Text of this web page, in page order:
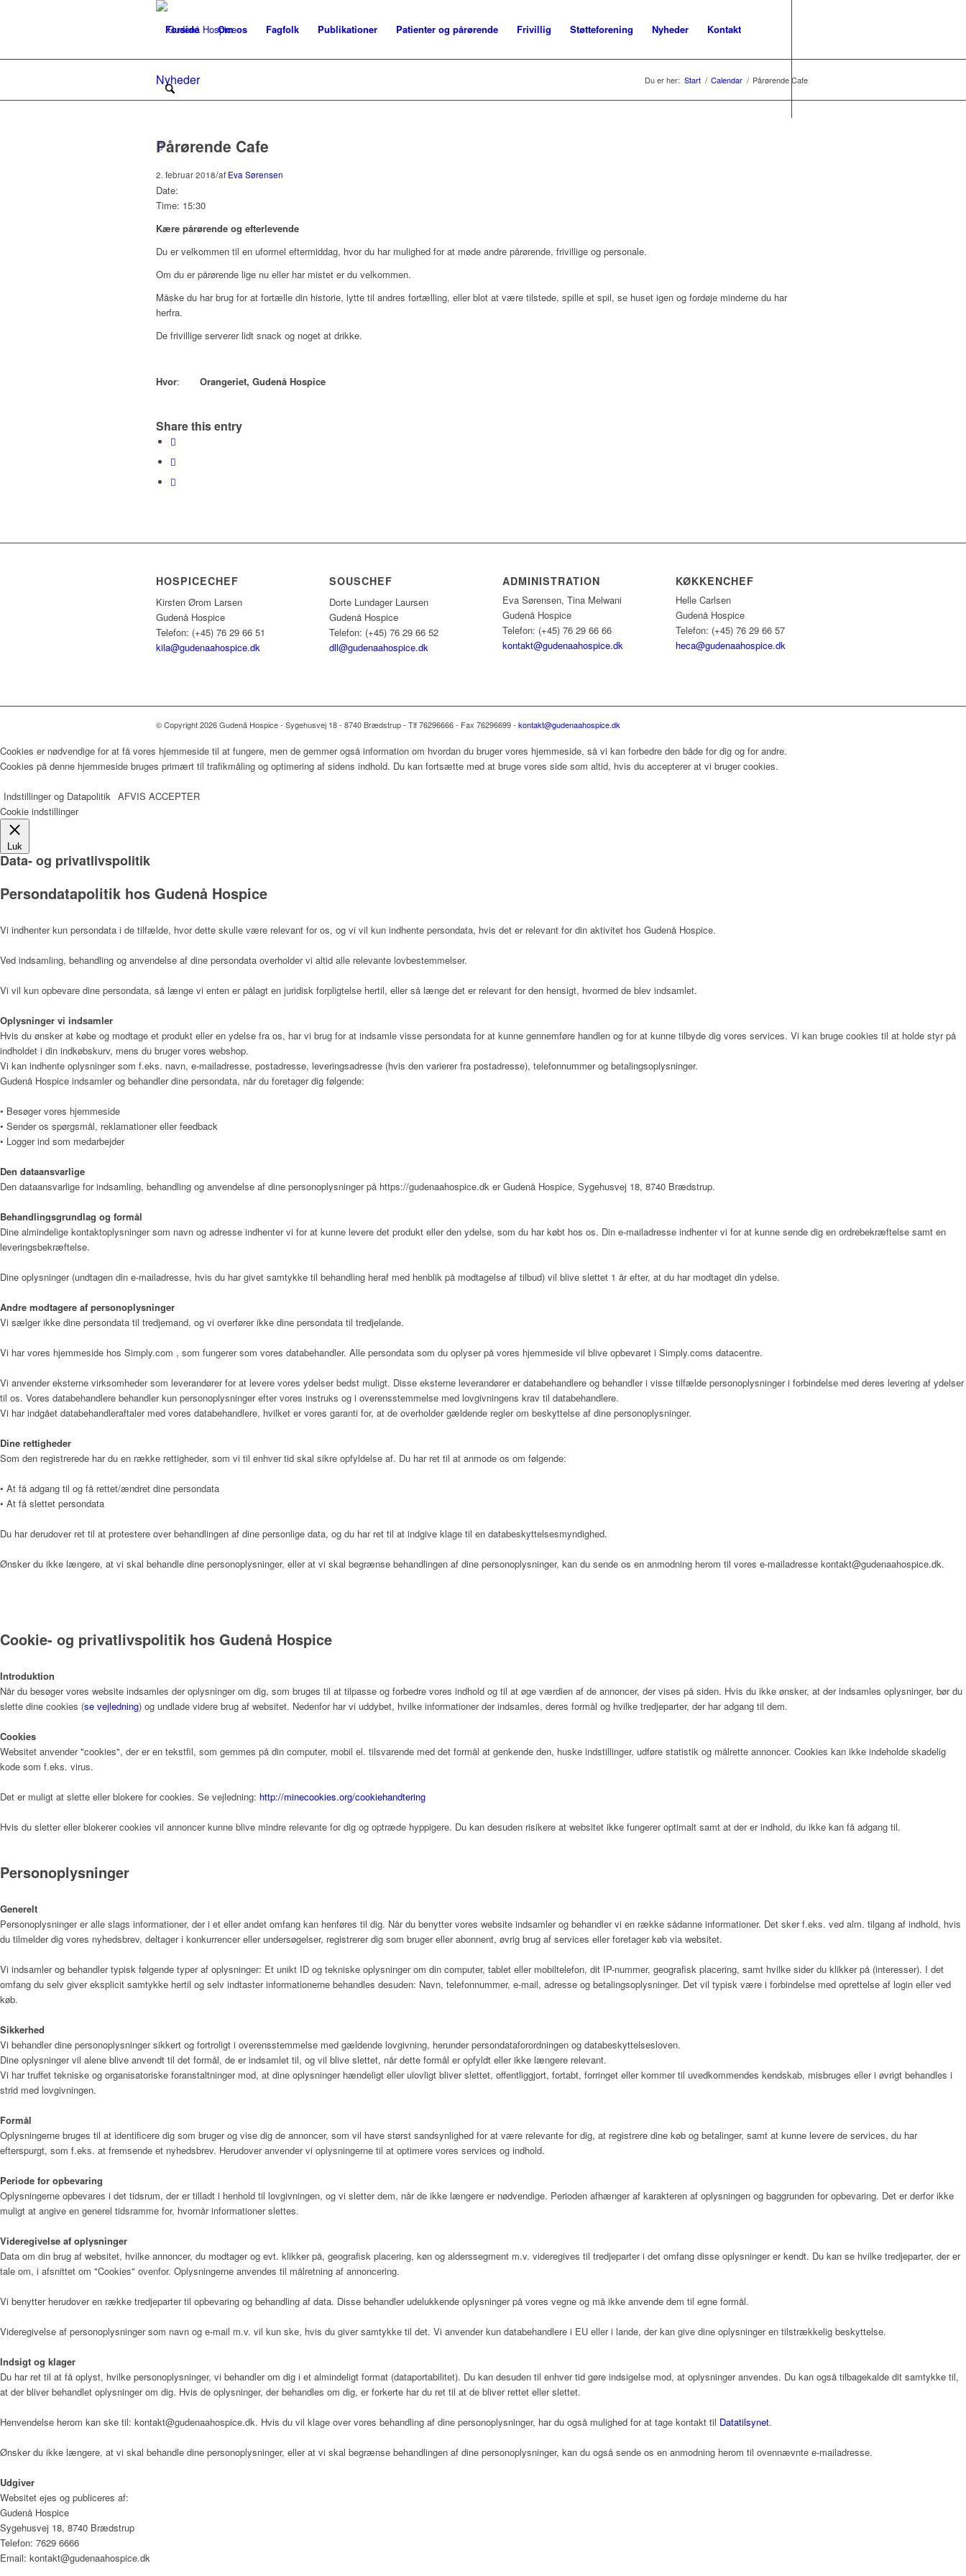
Forside Om os Fagfolk Publikationer Patienter og pårørende Frivillig Støtteforening Nyheder Kontakt
Nyheder Du er her: Start / Calendar / Pårørende Cafe
Pårørende Cafe
2. februar 2018/af Eva Sørensen
Date:
Time: 15:30
Kære pårørende og efterlevende
Du er velkommen til en uformel eftermiddag, hvor du har mulighed for at møde andre pårørende, frivillige og personale.
Om du er pårørende lige nu eller har mistet er du velkommen.
Måske du har brug for at fortælle din historie, lytte til andres fortælling, eller blot at være tilstede, spille et spil, se huset igen og fordøje minderne du har
herfra.
De frivillige serverer lidt snack og noget at drikke.
Hvor: Orangeriet, Gudenå Hospice
Share this entry
HOSPICECHEF
Kirsten Ørom Larsen
Gudenå Hospice
Telefon: (+45) 76 29 66 51
kila@gudenaahospice.dk
SOUSCHEF
Dorte Lundager Laursen
Gudenå Hospice
Telefon: (+45) 76 29 66 52
dll@gudenaahospice.dk
ADMINISTRATION
Eva Sørensen, Tina Melwani
Gudenå Hospice
Telefon: (+45) 76 29 66 66
kontakt@gudenaahospice.dk
KØKKENCHEF
Helle Carlsen
Gudenå Hospice
Telefon: (+45) 76 29 66 57
heca@gudenaahospice.dk
© Copyright 2026 Gudenå Hospice - Sygehusvej 18 - 8740 Brædstrup - Tlf 76296666 - Fax 76296699 - kontakt@gudenaahospice.dk
Cookies er nødvendige for at få vores hjemmeside til at fungere, men de gemmer også information om hvordan du bruger vores hjemmeside, så vi kan forbedre den både for dig og for andre.
Cookies på denne hjemmeside bruges primært til trafikmåling og optimering af sidens indhold. Du kan fortsætte med at bruge vores side som altid, hvis du accepterer at vi bruger cookies.
Indstillinger og Datapolitik AFVIS ACCEPTER
Cookie indstillinger
Luk
Data- og privatlivspolitik
Persondatapolitik hos Gudenå Hospice
Vi indhenter kun persondata i de tilfælde, hvor dette skulle være relevant for os, og vi vil kun indhente persondata, hvis det er relevant for din aktivitet hos Gudenå Hospice.
Ved indsamling, behandling og anvendelse af dine persondata overholder vi altid alle relevante lovbestemmelser.
Vi vil kun opbevare dine persondata, så længe vi enten er pålagt en juridisk forpligtelse hertil, eller så længe det er relevant for den hensigt, hvormed de blev indsamlet.
Oplysninger vi indsamler
Hvis du ønsker at købe og modtage et produkt eller en ydelse fra os, har vi brug for at indsamle visse persondata for at kunne gennemføre handlen og for at kunne tilbyde dig vores services. Vi kan bruge cookies til at holde styr på
indholdet i din indkøbskurv, mens du bruger vores webshop.
Vi kan indhente oplysninger som f.eks. navn, e-mailadresse, postadresse, leveringsadresse (hvis den varierer fra postadresse), telefonnummer og betalingsoplysninger.
Gudenå Hospice indsamler og behandler dine persondata, når du foretager dig følgende:
• Besøger vores hjemmeside
• Sender os spørgsmål, reklamationer eller feedback
• Logger ind som medarbejder
Den dataansvarlige
Den dataansvarlige for indsamling, behandling og anvendelse af dine personoplysninger på https://gudenaahospice.dk erGudenå Hospice, Sygehusvej 18, 8740 Brædstrup.
Behandlingsgrundlag og formål
Dine almindelige kontaktoplysninger som navn og adresse indhenter vi for at kunne levere det produkt eller den ydelse, som du har købt hos os. Din e-mailadresse indhenter vi for at kunne sende dig en ordrebekræftelse samt en
leveringsbekræftelse.
Dine oplysninger (undtagen din e-mailadresse, hvis du har givet samtykke til behandling heraf med henblik på modtagelse af tilbud) vil blive slettet 1 år efter, at du har modtaget din ydelse.
Andre modtagere af personoplysninger
Vi sælger ikke dine persondata til tredjemand, og vi overfører ikke dine persondata til tredjelande.
Vi har vores hjemmeside hos Simply.com , som fungerer som vores databehandler. Alle persondata som du oplyser på vores hjemmeside vil blive opbevaret i Simply.coms datacentre.
Vi anvender eksterne virksomheder som leverandører for at levere vores ydelser bedst muligt. Disse eksterne leverandører er databehandlere og behandler i visse tilfælde personoplysninger i forbindelse med deres levering af ydelser
til os. Vores databehandlere behandler kun personoplysninger efter vores instruks og i overensstemmelse med lovgivningens krav til databehandlere.
Vi har indgået databehandleraftaler med vores databehandlere, hvilket er vores garanti for, at de overholder gældende regler om beskyttelse af dine personoplysninger.
Dine rettigheder
Som den registrerede har du en række rettigheder, som vi til enhver tid skal sikre opfyldelse af. Du har ret til at anmode os om følgende:
• At få adgang til og få rettet/ændret dine persondata
• At få slettet persondata
Du har derudover ret til at protestere over behandlingen af dine personlige data, og du har ret til at indgive klage til en databeskyttelsesmyndighed.
Ønsker du ikke længere, at vi skal behandle dine personoplysninger, eller at vi skal begrænse behandlingen af dine personoplysninger, kan du sende os en anmodning herom til vores e-mailadresse kontakt@gudenaahospice.dk.
Cookie- og privatlivspolitik hos Gudenå Hospice
Introduktion
Når du besøger vores website indsamles der oplysninger om dig, som bruges til at tilpasse og forbedre vores indhold og til at øge værdien af de annoncer, der vises på siden. Hvis du ikke ønsker, at der indsamles oplysninger, bør du
slette dine cookies (se vejledning) og undlade videre brug af websitet. Nedenfor har vi uddybet, hvilke informationer der indsamles, deres formål og hvilke tredjeparter, der har adgang til dem.
Cookies
Websitet anvender "cookies", der er en tekstfil, som gemmes på din computer, mobil el. tilsvarende med det formål at genkende den, huske indstillinger, udføre statistik og målrette annoncer. Cookies kan ikke indeholde skadelig
kode som f.eks. virus.
Det er muligt at slette eller blokere for cookies. Se vejledning: http://minecookies.org/cookiehandtering
Hvis du sletter eller blokerer cookies vil annoncer kunne blive mindre relevante for dig og optræde hyppigere. Du kan desuden risikere at websitet ikke fungerer optimalt samt at der er indhold, du ikke kan få adgang til.
Personoplysninger
Generelt
Personoplysninger er alle slags informationer, der i et eller andet omfang kan henføres til dig. Når du benytter vores website indsamler og behandler vi en række sådanne informationer. Det sker f.eks. ved alm. tilgang af indhold, hvis
du tilmelder dig vores nyhedsbrev, deltager i konkurrencer eller undersøgelser, registrerer dig som bruger eller abonnent, øvrig brug af services eller foretager køb via websitet.
Vi indsamler og behandler typisk følgende typer af oplysninger: Et unikt ID og tekniske oplysninger om din computer, tablet eller mobiltelefon, dit IP-nummer, geografisk placering, samt hvilke sider du klikker på (interesser). I det
omfang du selv giver eksplicit samtykke hertil og selv indtaster informationerne behandles desuden: Navn, telefonnummer, e-mail, adresse og betalingsoplysninger. Det vil typisk være i forbindelse med oprettelse af login eller ved
køb.
Sikkerhed
Vi behandler dine personoplysninger sikkert og fortroligt i overensstemmelse med gældende lovgivning, herunder persondataforordningen og databeskyttelsesloven.
Dine oplysninger vil alene blive anvendt til det formål, de er indsamlet til, og vil blive slettet, når dette formål er opfyldt eller ikke længere relevant.
Vi har truffet tekniske og organisatoriske foranstaltninger mod, at dine oplysninger hændeligt eller ulovligt bliver slettet, offentliggjort, fortabt, forringet eller kommer til uvedkommendes kendskab, misbruges eller i øvrigt behandles i
strid med lovgivningen.
Formål
Oplysningerne bruges til at identificere dig som bruger og vise dig de annoncer, som vil have størst sandsynlighed for at være relevante for dig, at registrere dine køb og betalinger, samt at kunne levere de services, du har
efterspurgt, som f.eks. at fremsende et nyhedsbrev. Herudover anvender vi oplysningerne til at optimere vores services og indhold.
Periode for opbevaring
Oplysningerne opbevares i det tidsrum, der er tilladt i henhold til lovgivningen, og vi sletter dem, når de ikke længere er nødvendige. Perioden afhænger af karakteren af oplysningen og baggrunden for opbevaring. Det er derfor ikke
muligt at angive en generel tidsramme for, hvornår informationer slettes.
Videregivelse af oplysninger
Data om din brug af websitet, hvilke annoncer, du modtager og evt. klikker på, geografisk placering, køn og alderssegment m.v. videregives til tredjeparter i det omfang disse oplysninger er kendt. Du kan se hvilke tredjeparter, der er
tale om, i afsnittet om "Cookies" ovenfor. Oplysningerne anvendes til målretning af annoncering.
Vi benytter herudover en række tredjeparter til opbevaring og behandling af data. Disse behandler udelukkende oplysninger på vores vegne og må ikke anvende dem til egne formål.
Videregivelse af personoplysninger som navn og e-mail m.v. vil kun ske, hvis du giver samtykke til det. Vi anvender kun databehandlere i EU eller i lande, der kan give dine oplysninger en tilstrækkelig beskyttelse.
Indsigt og klager
Du har ret til at få oplyst, hvilke personoplysninger, vi behandler om dig i et almindeligt format (dataportabilitet). Du kan desuden til enhver tid gøre indsigelse mod, at oplysninger anvendes. Du kan også tilbagekalde dit samtykke til,
at der bliver behandlet oplysninger om dig. Hvis de oplysninger, der behandles om dig, er forkerte har du ret til at de bliver rettet eller slettet.
Henvendelse herom kan ske til: kontakt@gudenaahospice.dk. Hvis du vil klage over vores behandling af dine personoplysninger, har du også mulighed for at tage kontakt til Datatilsynet.
Ønsker du ikke længere, at vi skal behandle dine personoplysninger, eller at vi skal begrænse behandlingen af dine personoplysninger, kan du også sende os en anmodning herom til ovennævnte e-mailadresse.
Udgiver
Websitet ejes og publiceres af:
Gudenå Hospice
Sygehusvej 18, 8740 Brædstrup
Telefon: 7629 6666
Email: kontakt@gudenaahospice.dk